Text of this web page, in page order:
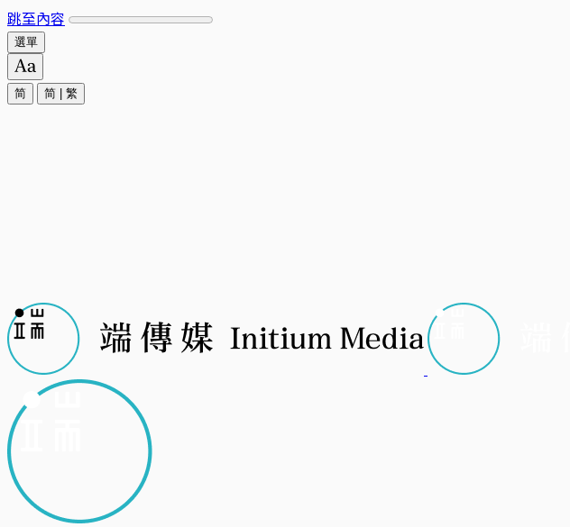
跳至內容
選單
简 简 繁